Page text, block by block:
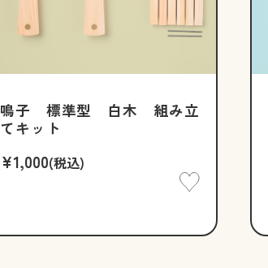
鳴子 標準型 白木 組み立
てキット
¥1,000(税込)